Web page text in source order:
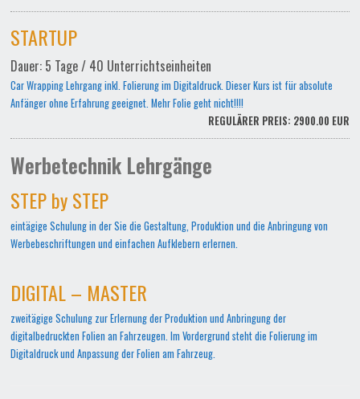
STARTUP
Dauer: 5 Tage / 40 Unterrichtseinheiten
Car Wrapping Lehrgang inkl. Folierung im Digitaldruck. Dieser Kurs ist für absolute
Anfänger ohne Erfahrung geeignet. Mehr Folie geht nicht!!!!
REGULÄRER PREIS: 2900.00 EUR
Werbetechnik Lehrgänge
STEP by STEP
eintägige Schulung in der Sie die Gestaltung, Produktion und die Anbringung von
Werbebeschriftungen und einfachen Aufklebern erlernen.
DIGITAL – MASTER
zweitägige Schulung zur Erlernung der Produktion und Anbringung der
digitalbedruckten Folien an Fahrzeugen. Im Vordergrund steht die Folierung im
Digitaldruck und Anpassung der Folien am Fahrzeug.